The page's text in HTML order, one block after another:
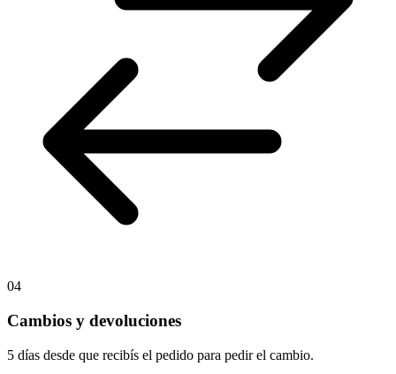
04
Cambios y devoluciones
5 días desde que recibís el pedido para pedir el cambio.